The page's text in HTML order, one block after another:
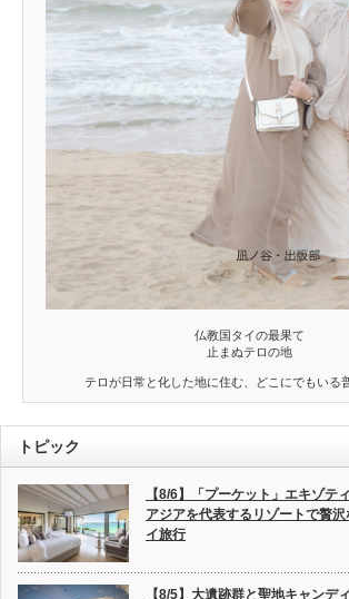
仏教国タイの最果て
止まぬテロの地
テロが日常と化した地に住む、どこにでもいる
トピック
【8/6】「プーケット」エキゾテ
アジアを代表するリゾートで贅
イ旅行
【8/5】大遺跡群と聖地キャンデ